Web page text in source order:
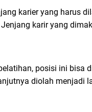
karier yang harus
karir yang
posisi ini bisa
diolah menjadi